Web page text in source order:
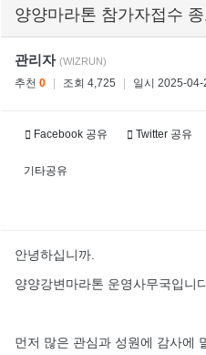
양양마라톤 참가자접수 종
관리자 (WIZRUN)
추천 0 조회 4,725 일시 2025-
Facebook 공유 Twitter 공유
기타공유
안녕하십니까.
양양강변마라톤 운영사무국입니
먼저 많은 관심과 성원에 감사에